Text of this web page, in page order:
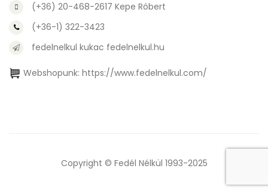
(+36) 20-468-2617 Kepe Róbert
(+36-1) 322-3423
fedelnelkul kukac fedelnelkul.hu
Webshopunk: https://www.fedelnelkul.com/
Copyright © Fedél Nélkül 1993-2025